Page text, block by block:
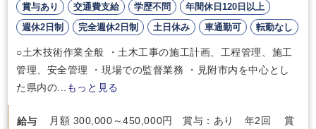
賞与あり 交通費支給 学歴不問
年間休日120日以上
週休2日制
完全週休2日制 土日休み 車通勤可 転勤なし
○土木技術作業全般 ・土木工事の施工計画、工程管理、施工
管理、安全管理 ・現場での監督業務 ・見附市内を中心とし
た県内の...
もっと見る
給与
月額 300,000～450,000円 賞与：あり 年2回 賞